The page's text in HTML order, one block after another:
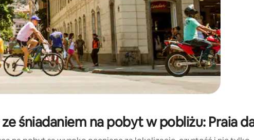
śniadaniem na pobyt w pobliżu: Praia